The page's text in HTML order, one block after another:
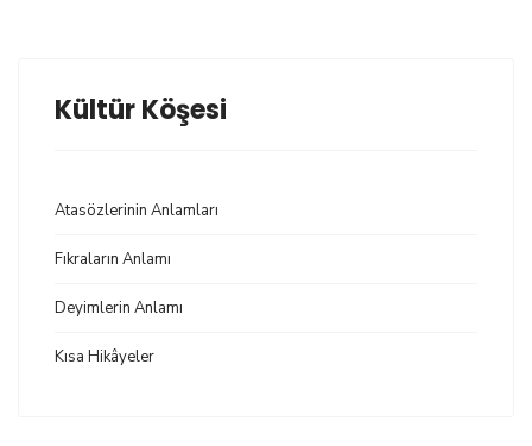
Kültür Köşesi
Atasözlerinin Anlamları
Fıkraların Anlamı
Deyimlerin Anlamı
Kısa Hikâyeler